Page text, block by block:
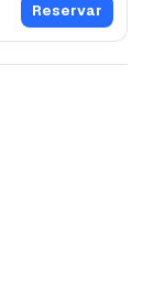
Reservar